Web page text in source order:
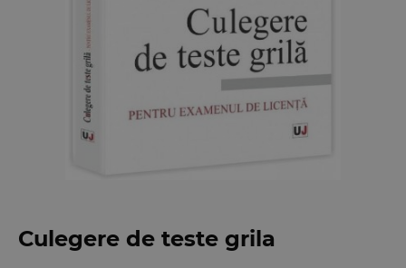
Culegere de teste grila